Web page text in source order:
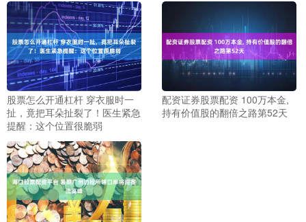
股票怎么开通杠杆 穿衣服时一
扯，竟把耳朵扯裂了！医生紧急
提醒：这个位置很脆弱
配资证券股票配资 100万本金,
持有价值股的翻倍之路第52天